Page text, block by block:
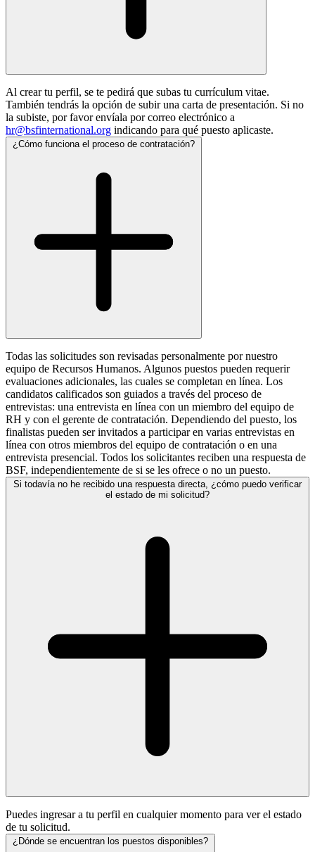
Al crear tu perfil, se te pedirá que subas tu currículum vitae.
También tendrás la opción de subir una carta de presentación. Si no
la subiste, por favor envíala por correo electrónico a
hr@bsfinternational.org indicando para qué puesto aplicaste.
¿Cómo funciona el proceso de contratación?
Todas las solicitudes son revisadas personalmente por nuestro
equipo de Recursos Humanos. Algunos puestos pueden requerir
evaluaciones adicionales, las cuales se completan en línea. Los
candidatos calificados son guiados a través del proceso de
entrevistas: una entrevista en línea con un miembro del equipo de
RH y con el gerente de contratación. Dependiendo del puesto, los
finalistas pueden ser invitados a participar en varias entrevistas en
línea con otros miembros del equipo de contratación o en una
entrevista presencial. Todos los solicitantes reciben una respuesta de
BSF, independientemente de si se les ofrece o no un puesto.
Si todavía no he recibido una respuesta directa, ¿cómo puedo verificar
el estado de mi solicitud?
Puedes ingresar a tu perfil en cualquier momento para ver el estado
de tu solicitud.
¿Dónde se encuentran los puestos disponibles?